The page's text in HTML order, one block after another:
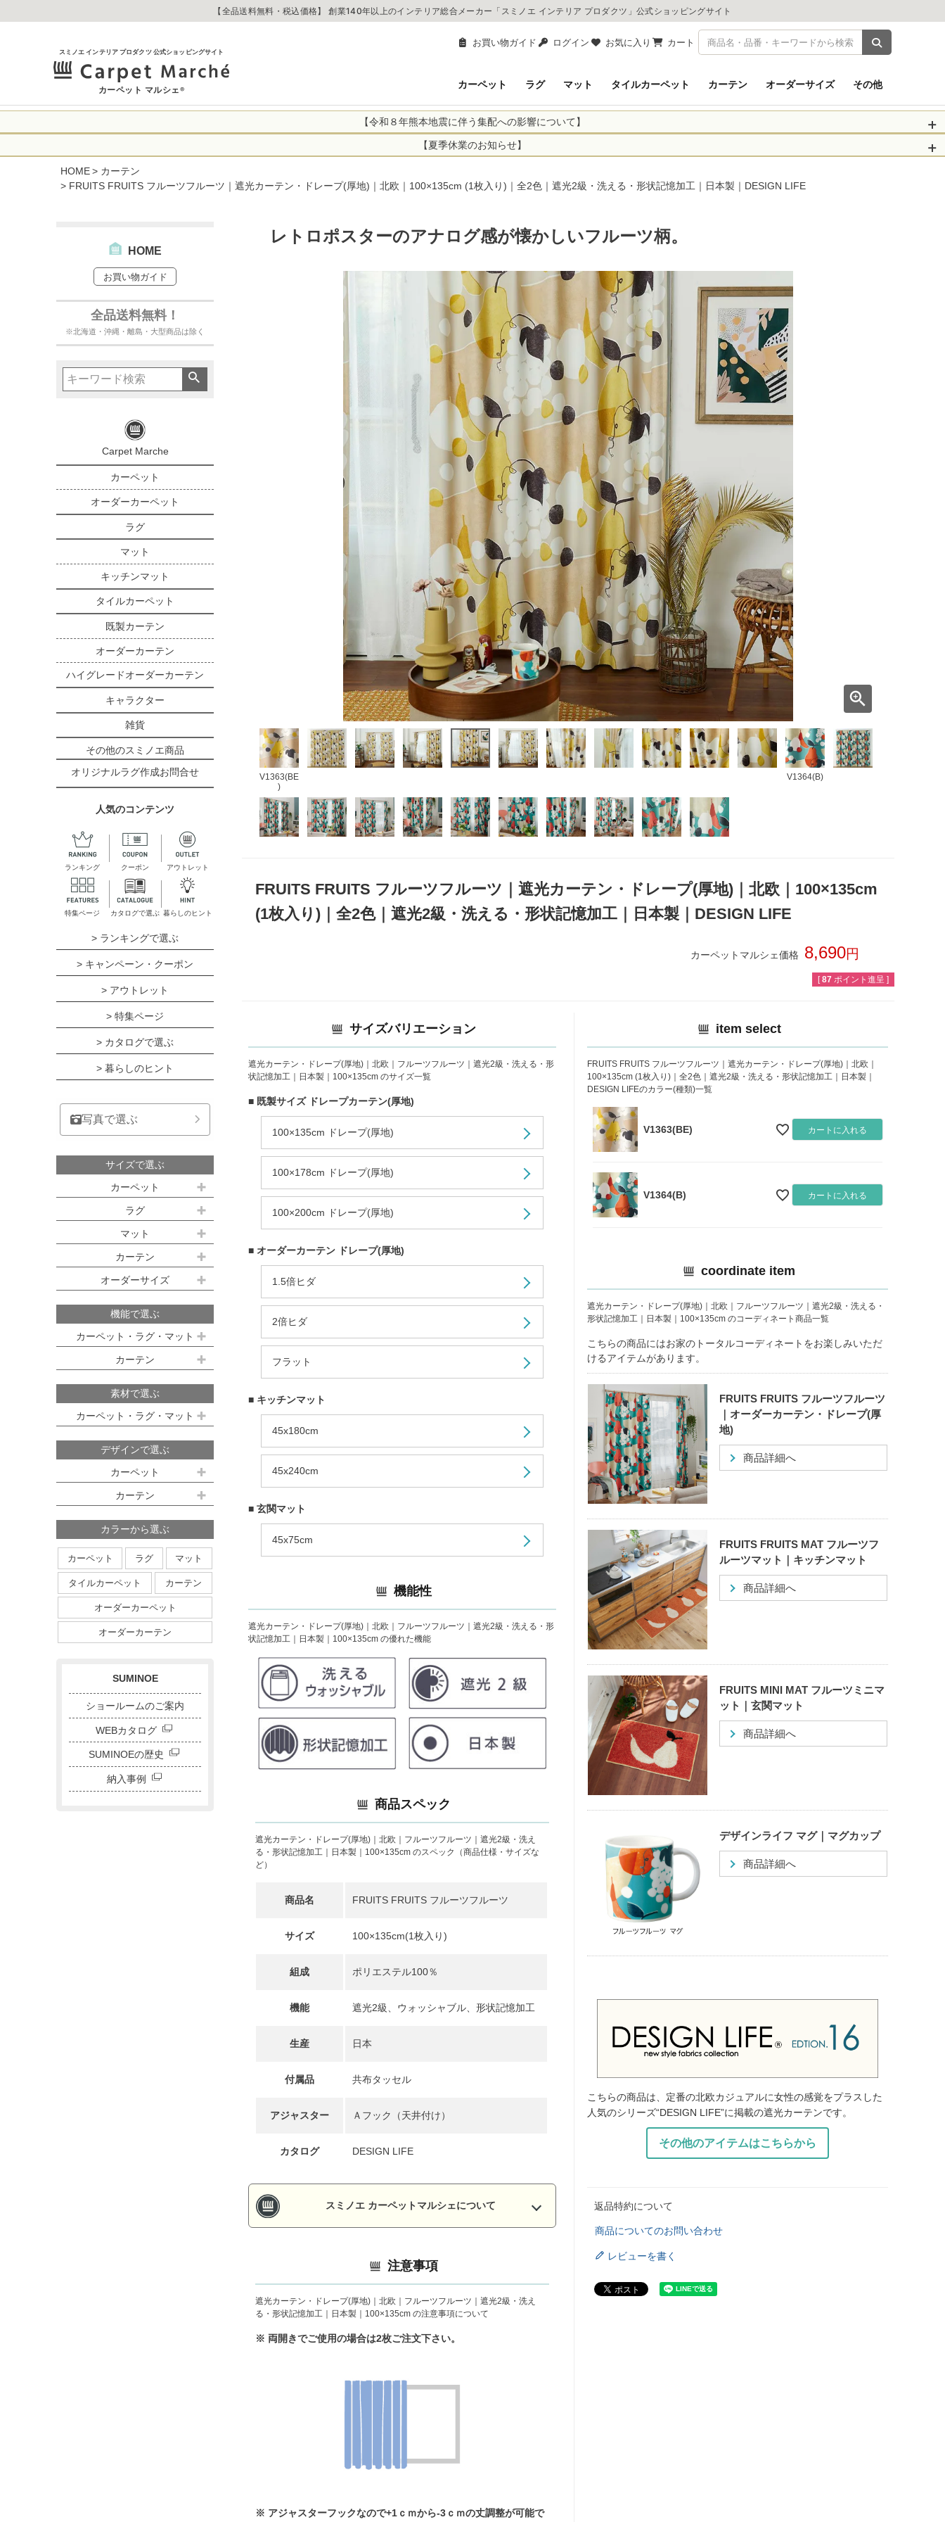
【全品送料無料・税込価格】 創業140年以上のインテリア総合メーカー「スミノエ インテリア プロダクツ」公式ショッピングサイト
お買い物ガイド ログイン お気に入り カート 商品を検索
スミノエ インテリア プロダクツ 公式ショッピングサイト
カーペット マルシェ® カーペット ラグ マット タイルカーペット カーテン オーダーサイズ その他
【令和８年熊本地震に伴う集配への影響について】
令和8年熊本地震により、お亡くなりになられた方々に深く哀悼の意を表しますとともに、被災された皆さま
に心よりお見舞い申し上げます。 この地震の影響により、現在、一部地域を発着するお荷物のお届けに遅れが
・九州から全国あてのお荷物
お客さまにはご不便をおかけいたしますが、何卒ご理解賜りますようお願い申し上げます。
【夏季休業のお知らせ】
当店は
は2026年8月11日(火)～2026年8月16日(日)
までの期間を休業とさせて頂きます。
休業中のご注文に関しては自動返信メールは届きますが、当店からの注文確認メールの送信、当店へのお問い
HOME
カーテン
FRUITS FRUITS フルーツフルーツ｜遮光カーテン・ドレープ(厚地)｜北欧｜100×135cm (1枚入り)｜全2色｜遮光2級・洗える・形状記憶加工｜日本製｜DESIGN LIFE
HOME
お買い物ガイド
全品送料無料！
※北海道・沖縄・離島・大型商品は除く
Carpet Marche
カーペット
オーダーカーペット
ラグ
マット
キッチンマット
タイルカーペット
既製カーテン
オーダーカーテン
ハイグレードオーダーカーテン
キャラクター
雑貨
その他のスミノエ商品
オリジナルラグ作成お問合せ
人気のコンテンツ
ランキング クーポン アウトレット
特集ページ カタログで選ぶ 暮らしのヒント
> ランキングで選ぶ
> キャンペーン・クーポン
> アウトレット
> 特集ページ
> カタログで選ぶ
> 暮らしのヒント
写真で選ぶ
サイズで選ぶ
カーペット
江戸間サイズ(3畳～10畳)
江戸間 3畳(176x261cm)
江戸間 4.5畳(261x261cm)
江戸間 6畳(261x352cm)
江戸間 8畳(352x352cm)
江戸間 10畳(352x440cm)
本間サイズ(3畳～8畳)
本間 3畳(191x286cm)
本間 8畳(382x382cm)
その他のサイズ
廊下敷き
ラグ
約100ｘ140cm
約140ｘ200cm(約1.5畳)
約160ｘ230cm(約2畳)
約200ｘ250cm(約3畳)
約200ｘ300cm(約3.5畳)
約250ｘ250cm
約250ｘ350cm
約300ｘ300cm
約300ｘ350cm
約350ｘ350cm
約350ｘ400cm
約350ｘ450cm
約350ｘ500cm
円形サイズ
ダイニングサイズ
マット
キッチンマット
デスクマット
カーテン
既製サイズ ドレープ(厚地)
100ｘ135cm
100ｘ178cm
100ｘ200cm
100ｘ133cm
100ｘ176cm
100ｘ198cm
オーダーサイズ
オーダーカーペット
オーダーキッチンマット
オーダーカーペットの測り方
オーダーカーテンの測り方
機能で選ぶ
カーペット・ラグ・マット
防炎 防音
消臭
すべり止め
遊び毛防止
アレルブロック
制電
日本製
ホットカーペット・床暖房対応
カーテン
洗える 遮光
防炎
アレルブロック
形態安定加工
形状記憶加工
日本製
素材で選ぶ
カーペット・ラグ・マット
ナイロン
ウール
デザインで選ぶ
カーペット
ストライプ＆ボーダー
円形
カーテン
北欧デザイン
ナチュラルデザイン
無地・無地調
抽象柄
花柄
植物柄
鳥・動物
ストライプ・ボーダー
チェック
ドット
サークル
カラーから選ぶ
カーペット ラグ マット
タイルカーペット カーテン
オーダーカーペット
オーダーカーテン
SUMINOE
ショールームのご案内
WEBカタログ
SUMINOEの歴史
納入事例
レトロポスターのアナログ感が懐かしいフルーツ柄。
V1363(BE
)
V1364(B)
FRUITS FRUITS フルーツフルーツ｜遮光カーテン・ドレープ(厚地)｜北欧｜100×135cm
(1枚入り)｜全2色｜遮光2級・洗える・形状記憶加工｜日本製｜DESIGN LIFE
カーペットマルシェ価格 8,690
[ 87 ポイント進呈 ]
サイズバリエーション
遮光カーテン・ドレープ(厚地)｜北欧｜フルーツフルーツ｜遮光2級・洗える・形
状記憶加工｜日本製｜100×135cm のサイズ一覧
■ 既製サイズ ドレープカーテン(厚地)
100×135cm ドレープ(厚地)
100×178cm ドレープ(厚地)
100×200cm ドレープ(厚地)
■ オーダーカーテン ドレープ(厚地)
1.5倍ヒダ
2倍ヒダ
フラット
■ キッチンマット
45x180cm
45x240cm
■ 玄関マット
45x75cm
機能性
遮光カーテン・ドレープ(厚地)｜北欧｜フルーツフルーツ｜遮光2級・洗える・形
状記憶加工｜日本製｜100×135cm の優れた機能
商品スペック
遮光カーテン・ドレープ(厚地)｜北欧｜フルーツフルーツ｜遮光2級・洗え
る・形状記憶加工｜日本製｜100×135cm のスペック（商品仕様・サイズな
ど）
商品名 FRUITS FRUITS フルーツフルーツ
サイズ 100×135cm(1枚入り)
組成 ポリエステル100％
機能 遮光2級、ウォッシャブル、形状記憶加工
生産 日本
付属品 共布タッセル
アジャスター Ａフック（天井付け）
カタログ DESIGN LIFE
スミノエ カーペットマルシェについて
注意事項
遮光カーテン・ドレープ(厚地)｜北欧｜フルーツフルーツ｜遮光2級・洗え
る・形状記憶加工｜日本製｜100×135cm の注意事項について
※ 両開きでご使用の場合は2枚ご注文下さい。
※ アジャスターフックなので+1ｃｍから-3ｃｍの丈調整が可能で
item select
FRUITS FRUITS フルーツフルーツ｜遮光カーテン・ドレープ(厚地)｜北欧｜
100×135cm (1枚入り)｜全2色｜遮光2級・洗える・形状記憶加工｜日本製｜
DESIGN LIFEのカラー(種類)一覧
V1363(BE) カートに入れる
V1364(B) カートに入れる
coordinate item
遮光カーテン・ドレープ(厚地)｜北欧｜フルーツフルーツ｜遮光2級・洗える・
形状記憶加工｜日本製｜100×135cm のコーディネート商品一覧
こちらの商品にはお家のトータルコーディネートをお楽しみいただ
けるアイテムがあります。
FRUITS FRUITS フルーツフルーツ
｜オーダーカーテン・ドレープ(厚
地)
商品詳細へ
FRUITS FRUITS MAT フルーツフ
ルーツマット｜キッチンマット
商品詳細へ
FRUITS MINI MAT フルーツミニマ
ット｜玄関マット
商品詳細へ
デザインライフ マグ｜マグカップ
商品詳細へ
こちらの商品は、定番の北欧カジュアルに女性の感覚をプラスした
人気のシリーズ“DESIGN LIFE”に掲載の遮光カーテンです。
その他のアイテムはこちらから
返品特約について
商品についてのお問い合わせ
レビューを書く